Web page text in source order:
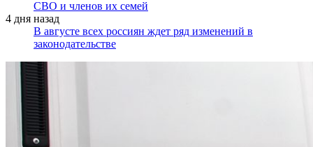
СВО и членов их семей
4 дня назад
В августе всех россиян ждет ряд изменений в
законодательстве